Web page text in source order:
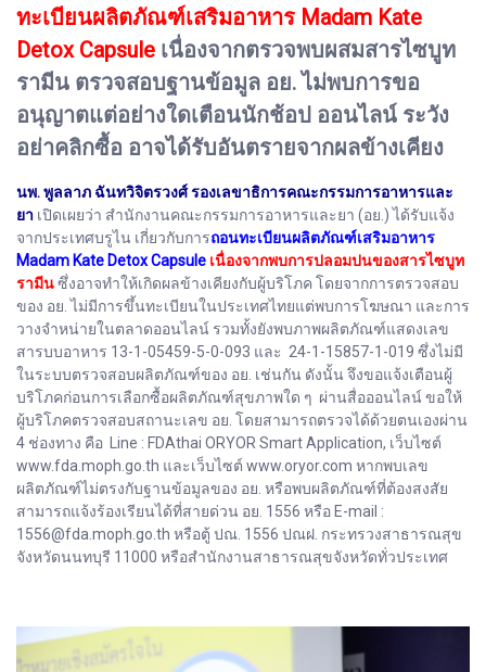
ทะเบียนผลิตภัณฑ์เสริมอาหาร Madam Kate
Detox Capsule เนื่องจากตรวจพบผสมสารไซบูท
รามีน ตรวจสอบฐานข้อมูล อย. ไม่พบการขอ
อนุญาตแต่อย่างใดเตือนนักช้อป ออนไลน์ ระวัง
อย่าคลิกซื้อ อาจได้รับอันตรายจากผลข้างเคียง
นพ. พูลลาภ ฉันทวิจิตรวงศ์ รองเลขาธิการคณะกรรมการอาหารและ
ยา เปิดเผยว่า สำนักงานคณะกรรมการอาหารและยา (อย.) ได้รับแจ้ง
จากประเทศบรูไน เกี่ยวกับการถอนทะเบียนผลิตภัณฑ์เสริมอาหาร
Madam Kate Detox Capsule เนื่องจากพบการปลอมปนของสารไซบูท
รามีนซึ่งอาจทำให้เกิดผลข้างเคียงกับผู้บริโภค โดยจากการตรวจสอบ
ของ อย. ไม่มีการขึ้นทะเบียนในประเทศไทยแต่พบการโฆษณา และการ
วางจำหน่ายในตลาดออนไลน์ รวมทั้งยังพบภาพผลิตภัณฑ์แสดงเลข
สารบบอาหาร 13-1-05459-5-0-093 และ 24-1-15857-1-019 ซึ่งไม่มี
ในระบบตรวจสอบผลิตภัณฑ์ของ อย. เช่นกัน ดังนั้น จึงขอแจ้งเตือนผู้
บริโภคก่อนการเลือกซื้อผลิตภัณฑ์สุขภาพใด ๆ ผ่านสื่อออนไลน์ ขอให้
ผู้บริโภคตรวจสอบสถานะเลข อย. โดยสามารถตรวจได้ด้วยตนเองผ่าน
4 ช่องทาง คือ Line : FDAthai ORYOR Smart Application, เว็บไซต์
www.fda.moph.go.th และเว็บไซต์ www.oryor.com หากพบเลข
ผลิตภัณฑ์ไม่ตรงกับฐานข้อมูลของ อย. หรือพบผลิตภัณฑ์ที่ต้องสงสัย
สามารถแจ้งร้องเรียนได้ที่สายด่วน อย. 1556 หรือ E-mail :
1556@fda.moph.go.th หรือตู้ ปณ. 1556 ปณฝ. กระทรวงสาธารณสุข
จังหวัดนนทบุรี 11000 หรือสำนักงานสาธารณสุขจังหวัดทั่วประเทศ